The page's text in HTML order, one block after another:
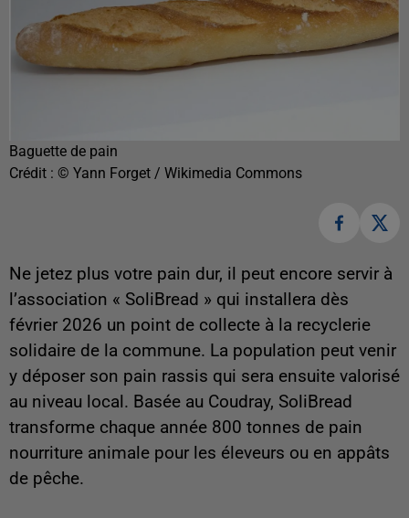
Baguette de pain
Crédit : © Yann Forget / Wikimedia Commons
Ne jetez plus votre pain dur, il peut encore servir à
l’association « SoliBread » qui installera dès
février 2026 un point de collecte à la recyclerie
solidaire de la commune. La population peut venir
y déposer son pain rassis qui sera ensuite valorisé
au niveau local. Basée au Coudray, SoliBread
transforme chaque année 800 tonnes de pain
nourriture animale pour les éleveurs ou en appâts
de pêche.